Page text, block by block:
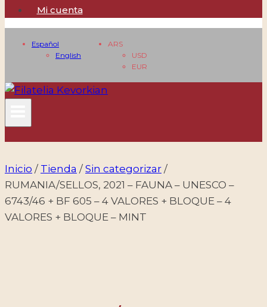
Mi cuenta
Español
English
ARS
USD
EUR
Inicio / Tienda / Sin categorizar /
RUMANIA/SELLOS, 2021 – FAUNA – UNESCO –
6743/46 + BF 605 – 4 VALORES + BLOQUE – 4
VALORES + BLOQUE – MINT